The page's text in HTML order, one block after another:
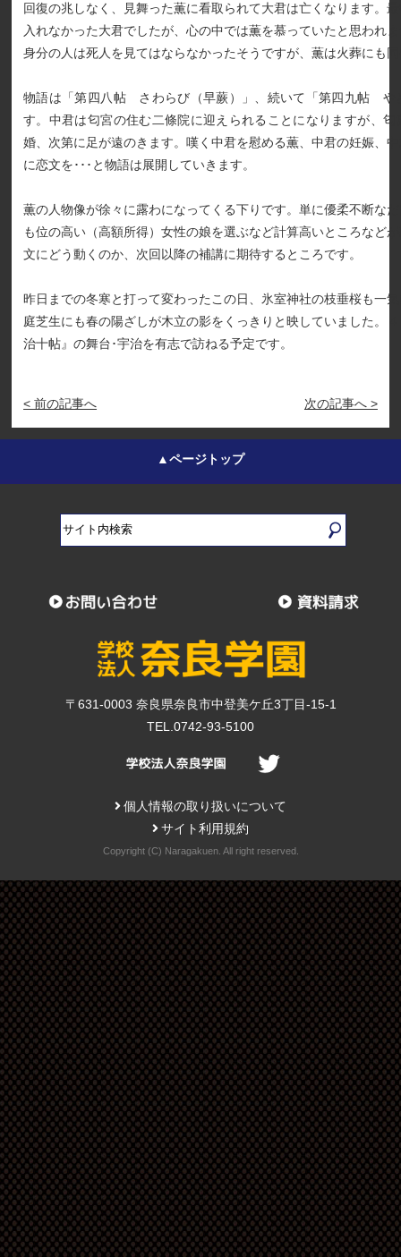
回復の兆しなく、見舞った薫に看取られて大君は亡くなります。
入れなかった大君でしたが、心の中では薫を慕っていたと思われ
身分の人は死人を見てはならなかったそうですが、薫は火葬にも
物語は「第四八帖 さわらび（早蕨）」、続いて「第四九帖 や
す。中君は匂宮の住む二條院に迎えられることになりますが、
婚、次第に足が遠のきます。嘆く中君を慰める薫、中君の妊娠、
に恋文を･･･と物語は展開していきます。
薫の人物像が徐々に露わになってくる下りです。単に優柔不断な
も位の高い（高額所得）女性の娘を選ぶなど計算高いところなど
文にどう動くのか、次回以降の補講に期待するところです。
昨日までの冬寒と打って変わったこの日、氷室神社の枝垂桜も一
庭芝生にも春の陽ざしが木立の影をくっきりと映していました。
治十帖』の舞台･宇治を有志で訪ねる予定です。
< 前の記事へ 次の記事へ >
▲ページトップ
〒631-0003 奈良県奈良市中登美ケ丘3丁目-15-1
TEL.0742-93-5100
個人情報の取り扱いについて
サイト利用規約
Copyright (C) Naragakuen. All right reserved.